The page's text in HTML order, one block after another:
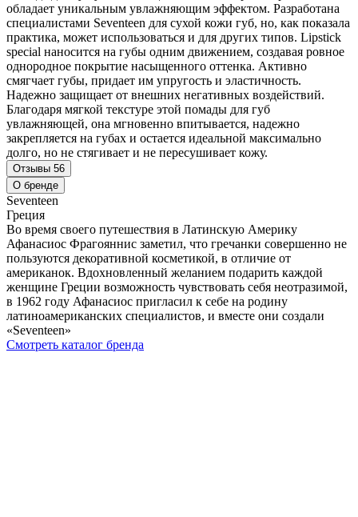
обладает уникальным увлажняющим эффектом. Разработана
специалистами Seventeen для сухой кожи губ, но, как показала
практика, может использоваться и для других типов. Lipstick
special наносится на губы одним движением, создавая ровное
однородное покрытие насыщенного оттенка. Активно
смягчает губы, придает им упругость и эластичность.
Надежно защищает от внешних негативных воздействий.
Благодаря мягкой текстуре этой помады для губ
увлажняющей, она мгновенно впитывается, надежно
закрепляется на губах и остается идеальной максимально
долго, но не стягивает и не пересушивает кожу.
Отзывы 56
О бренде
Seventeen
Греция
Во время своего путешествия в Латинскую Америку
Афанасиос Фрагояннис заметил, что гречанки совершенно не
пользуются декоративной косметикой, в отличие от
американок. Вдохновленный желанием подарить каждой
женщине Греции возможность чувствовать себя неотразимой,
в 1962 году Афанасиос пригласил к себе на родину
латиноамериканских специалистов, и вместе они создали
«Seventeen»
Смотреть каталог бренда